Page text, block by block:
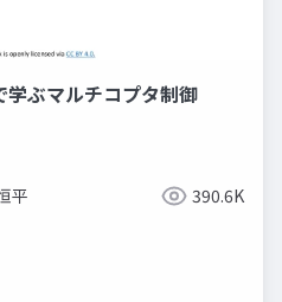
ぶマルチコプタ制御
平 390.6K